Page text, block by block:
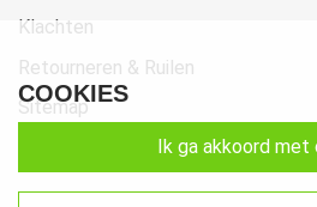
Klachten
Retourneren & Ruilen
Sitemap
COOKIES
ik ga akkoord met